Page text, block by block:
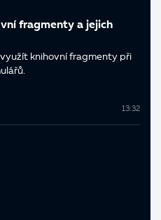
fragmenty a jejich
knihovní fragmenty při
13:32